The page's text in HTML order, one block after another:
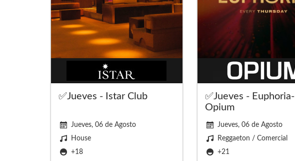
✅Jueves - Istar Club
Jueves, 06 de Agosto
House
+18
✅Jueves - Euphoria-
Opium
Jueves, 06 de Agosto
Reggaeton / Comercial
+21